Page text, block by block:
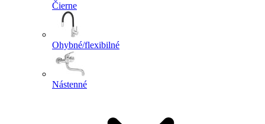
Čierne
Ohybné/flexibilné
Nástenné